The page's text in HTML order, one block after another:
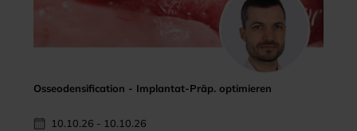
Osseodensification - Implantat-Präp. optimieren
10.10.26 - 10.10.26